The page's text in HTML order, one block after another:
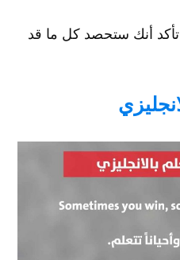
تأكد أنك ستحصد كل ما قد